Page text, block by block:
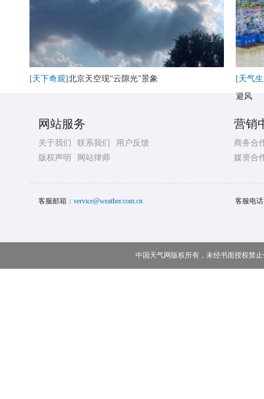
[天下奇观]北京天空现“云隙光”景象
[天气
避风
网站服务
关于我们 联系我们
用户反馈
版权声明
网站律师
营销
商务合
媒资合
客服邮箱： service@weather.com.cn 客服电
中国天气网版权所有，未经书面授权